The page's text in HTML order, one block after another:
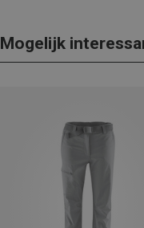
Mogelijk